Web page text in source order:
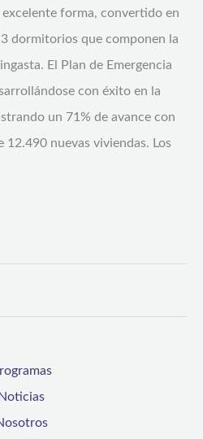
forma, convertido en
dormitorios que componen la
El Plan de Emergencia
con éxito en la
un 71% de avance con
12.490 nuevas viviendas. Los
Noticias